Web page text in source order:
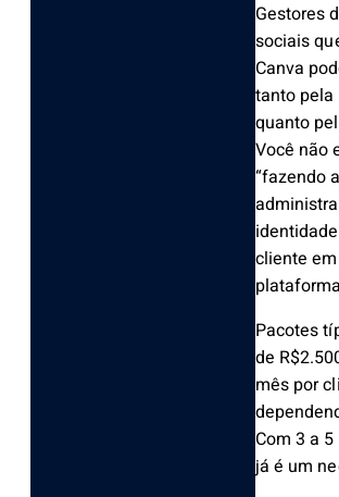
Gestores
sociais
Canva
tanto
quanto
Você não
“fazendo
cliente
Pacotes
de
mês por
Com 3 a
já é um